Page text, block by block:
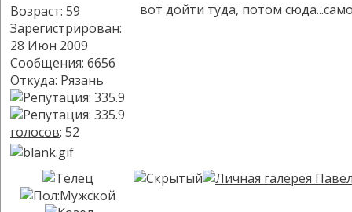
Возраст: 59
Зарегистрирован:
28 Июн 2009
Сообщения: 6656
Откуда: Рязань
голосов: 52
вот дойти туда, потом